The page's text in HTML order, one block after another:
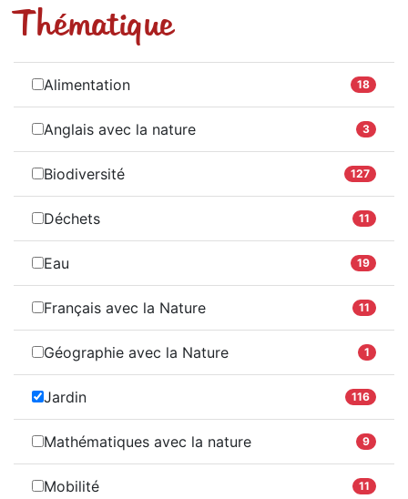
Thématique
Alimentation 18
Anglais avec la nature 3
Biodiversité 127
Déchets 11
Eau 19
Français avec la Nature 11
Géographie avec la Nature 1
Jardin 116
Mathématiques avec la nature 9
Mobilité 11